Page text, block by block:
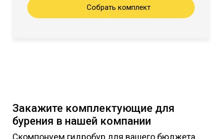
Собрать комплект
Закажите комплектующие для
бурения в нашей компании
Скомпонуем гидробур для вашего бюджета